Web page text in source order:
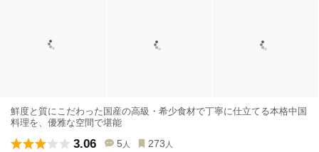
鮮度と質にこだわった国産の高級・希少食材で丁寧に仕立てる本格中国
料理を、優雅な空間で堪能
3.06 5 人 273 人